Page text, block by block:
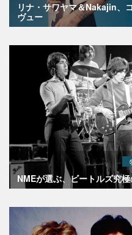
リナ・サワヤマ＆Nakajin、
ヴュー
NMEが選ぶ、ビートルズ究